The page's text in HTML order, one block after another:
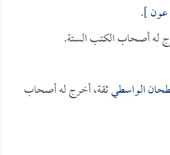
].
له أصحاب الكتب الستة.
الواسطيثقة، أخرج له أصحاب